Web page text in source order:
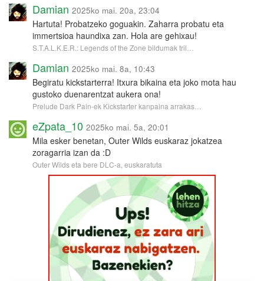
Damian 2025ko mai. 20a, 23:04
Hartuta! Probatzeko goguakin. Zaharra probatu eta
immertsioa haundixa zan. Hola are gehixau!
S.T.A.L.K.E.R.: Legends of the Zone bildumak tril…
Damian 2025ko mai. 8a, 10:43
Begiratu kickstarterra! Itxura bikaina eta joko mota hau
gustoko duenarentzat aukera ona!
Prelude Dark Pain-ek Kickstarter kanpaina arrakas…
eZpata_10 2025ko mai. 5a, 20:01
Mila esker benetan, Outer Wilds euskaraz jokatzea
zoragarria izan da :D
Outer Wilds eta bere DLC-a, euskaratuta